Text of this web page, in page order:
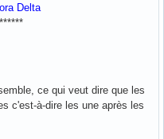
Delta
ce qui veut dire que les
c'est-à-dire les une après les